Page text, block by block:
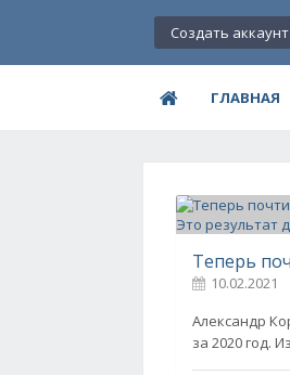
Создать аккаунт
ГЛАВНАЯ
10.02.2021
Александр
за 2020 год.